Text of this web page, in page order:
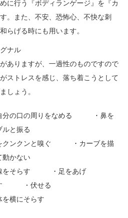
に行う『ボディランゲージ』を『カ
。また、不安、恐怖心、不快な刺
らげる時にも用います。
ナル
ありますが、一過性のものですので
ストレスを感じ、落ち着こうとして
しょう。
の口の周りをなめる ・鼻を
と振る
ンクンと嗅ぐ ・カーブを描
かない
をそらす ・足をあげ
・伏せる
横にそらす